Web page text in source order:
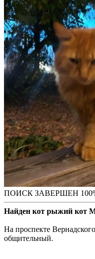
ПОИСК ЗАВЕРШЕН
Найден кот рыжий кот
На проспекте
общительный.